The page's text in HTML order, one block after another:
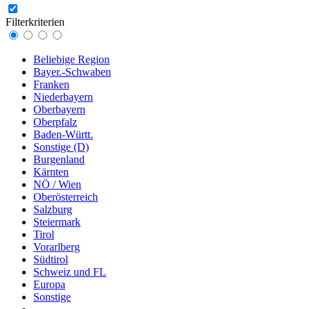
Filterkriterien
Beliebige Region
Bayer.-Schwaben
Franken
Niederbayern
Oberbayern
Oberpfalz
Baden-Württ.
Sonstige (D)
Burgenland
Kärnten
NÖ / Wien
Oberösterreich
Salzburg
Steiermark
Tirol
Vorarlberg
Südtirol
Schweiz und FL
Europa
Sonstige